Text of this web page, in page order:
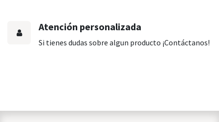
Atención personalizada
Si tienes dudas sobre algun producto ¡Contáctanos!